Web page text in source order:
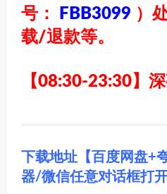
号：
FBB3099 ）
载/退款等。
【08:30-23:30】
下载地址【百度网盘+
器/微信任意对话框打开